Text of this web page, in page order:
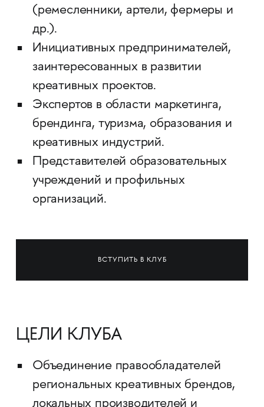
(ремесленники, артели, фермеры и
др.).
Инициативных предпринимателей,
заинтересованных в развитии
креативных проектов.
Экспертов в области маркетинга,
брендинга, туризма, образования и
креативных индустрий.
Представителей образовательных
учреждений и профильных
организаций.
ВСТУПИТЬ В КЛУБ
ЦЕЛИ КЛУБА
Объединение правообладателей
региональных креативных брендов,